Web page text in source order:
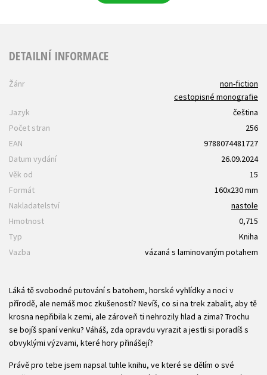
DETAILNÍ INFORMACE
Žánr
non-fiction
cestopisné monografie
Jazyk
čeština
Počet stran
256
EAN
9788074481727
Datum vydání
26.09.2024
Věk od
15
Formát
160x230 mm
Nakladatelství
nastole
Hmotnost
0,715
Typ
Kniha
Vazba
vázaná s laminovaným potahem
Láká tě svobodné putování s batohem, horské vyhlídky a noci v
přírodě, ale nemáš moc zkušeností? Nevíš, co si na trek zabalit, aby tě
krosna nepřibila k zemi, ale zároveň ti nehrozily hlad a zima? Trochu
se bojíš spaní venku? Váháš, zda opravdu vyrazit a jestli si poradíš s
obvyklými výzvami, které hory přinášejí?
Právě pro tebe jsem napsal tuhle knihu, ve které se dělím o své